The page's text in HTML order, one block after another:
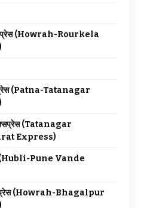
(Howrah-Rourkela
(Patna-Tatanagar
एक्सप्रेस (Tatanagar
Express)
(Hubli-Pune Vande
(Howrah-Bhagalpur